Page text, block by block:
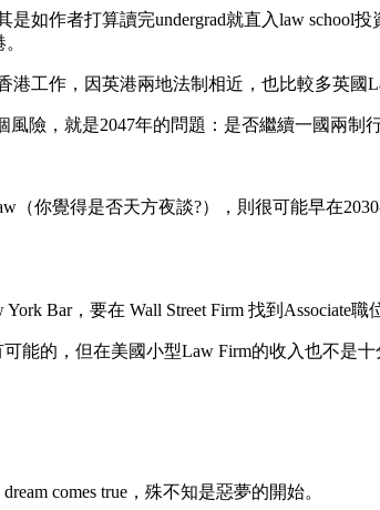
是如作者打算讀完undergrad就直入law school
港工作，因英港兩地法制相近，也比較多英國
險，就是2047年的問題：是否繼續一國兩制行
（你覺得是否天方夜談?），則很可能早在
Bar，要在 Wall Street Firm 找到Associate
能的，但在美國小型Law Firm的收入也不是十
comes true，殊不知是惡夢的開始。